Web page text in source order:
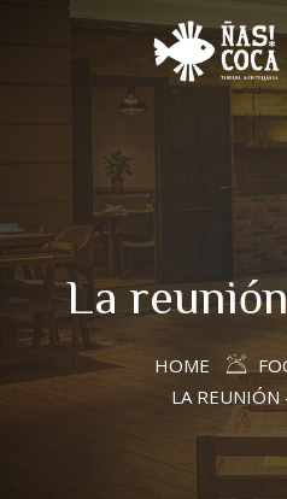
La
HOME
LA REUNIÓN